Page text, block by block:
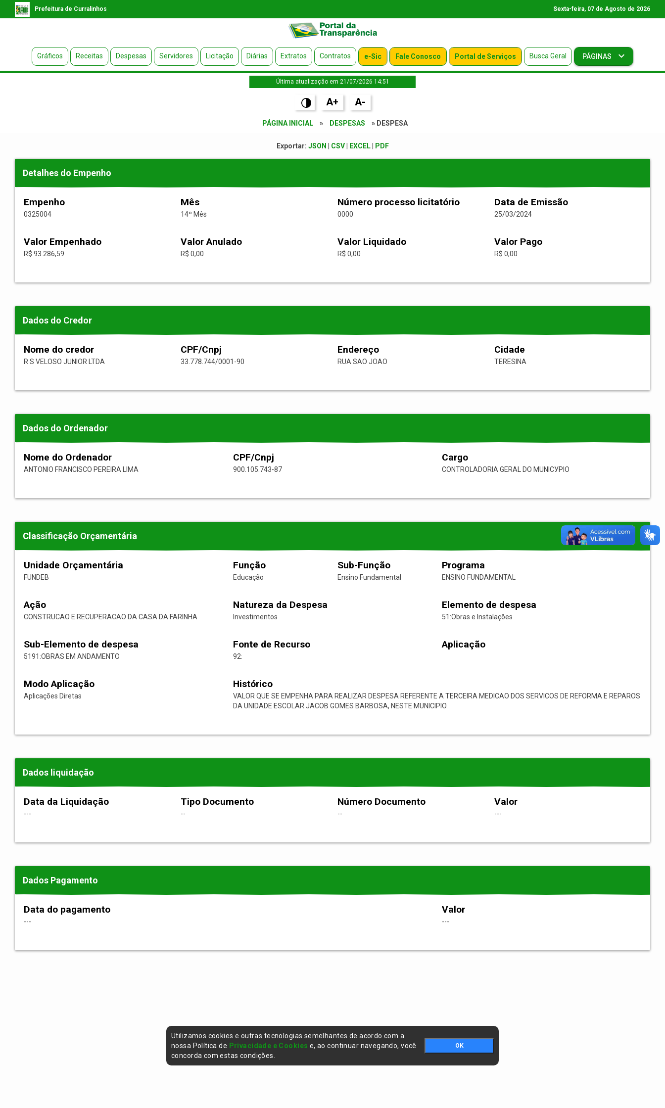
Prefeitura de Curralinhos Sexta-feira, 07 de Agosto de 2026
Gráficos Receitas Despesas Servidores Licitação Diárias Extratos Contratos e-Sic Fale Conosco Portal de Serviços Busca Geral PÁGINAS
Última atualização em 21/07/2026 14:51
A+ A-
PÁGINA INICIAL » DESPESAS » DESPESA
Exportar: JSON CSV| EXCEL| PDF
Detalhes do Empenho
Empenho
0325004
Mês
14º Mês
Número processo licitatório
0000
Data de Emissão
25/03/2024
Valor Empenhado
R$ 93.286,59
Valor Anulado
R$ 0,00
Valor Liquidado
R$ 0,00
Valor Pago
R$ 0,00
Dados do Credor
Nome do credor
R S VELOSO JUNIOR LTDA
CPF/Cnpj
33.778.744/0001-90
Endereço
RUA SAO JOAO
Cidade
TERESINA
Dados do Ordenador
Nome do Ordenador
ANTONIO FRANCISCO PEREIRA LIMA
CPF/Cnpj
900.105.743-87
Cargo
CONTROLADORIA GERAL DO MUNICУPIO
Classificação Orçamentária
Unidade Orçamentária
FUNDEB
Função
Educação
Sub-Função
Ensino Fundamental
Programa
ENSINO FUNDAMENTAL
Ação
CONSTRUCAO E RECUPERACAO DA CASA DA FARINHA
Natureza da Despesa
Investimentos
Elemento de despesa
51:Obras e Instalações
Sub-Elemento de despesa
5191:OBRAS EM ANDAMENTO
Fonte de Recurso
92:
Aplicação
Modo Aplicação
Aplicações Diretas
Histórico
VALOR QUE SE EMPENHA PARA REALIZAR DESPESA REFERENTE A TERCEIRA MEDICAO DOS SERVICOS DE REFORMA E REPAROS
DA UNIDADE ESCOLAR JACOB GOMES BARBOSA, NESTE MUNICIPIO.
Dados liquidação
Data da Liquidação
---
Tipo Documento
--
Número Documento
--
Valor
---
Dados Pagamento
Data do pagamento
---
Valor
---
Utilizamos cookies e outras tecnologias semelhantes de acordo com a
nossa Política de Privacidade e Cookies e, ao continuar navegando, você
concorda com estas condições.
OK